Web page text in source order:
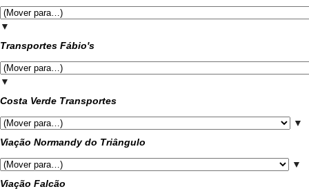
▼
Transportes Fábio's
▼
Costa Verde Transportes
▼
Viação Normandy do Triângulo
▼
Viação Falcão